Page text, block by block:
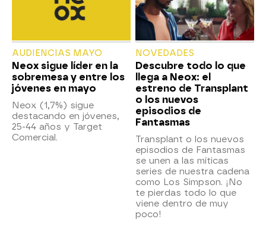
AUDIENCIAS MAYO
Neox sigue líder en la
sobremesa y entre los
jóvenes en mayo
Neox (1,7%) sigue
destacando en jóvenes,
25-44 años y Target
Comercial.
NOVEDADES
Descubre todo lo que
llega a Neox: el
estreno de Transplant
o los nuevos
episodios de
Fantasmas
Transplant o los nuevos
episodios de Fantasmas
se unen a las míticas
series de nuestra cadena
como Los Simpson. ¡No
te pierdas todo lo que
viene dentro de muy
poco!